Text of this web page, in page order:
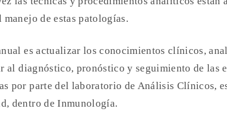
de estas patologías.
es actualizar los conocimientos clínicos,
al diagnóstico, pronóstico y seguimiento de las
por parte del laboratorio de Análisis Clínicos,
dentro de Inmunología.